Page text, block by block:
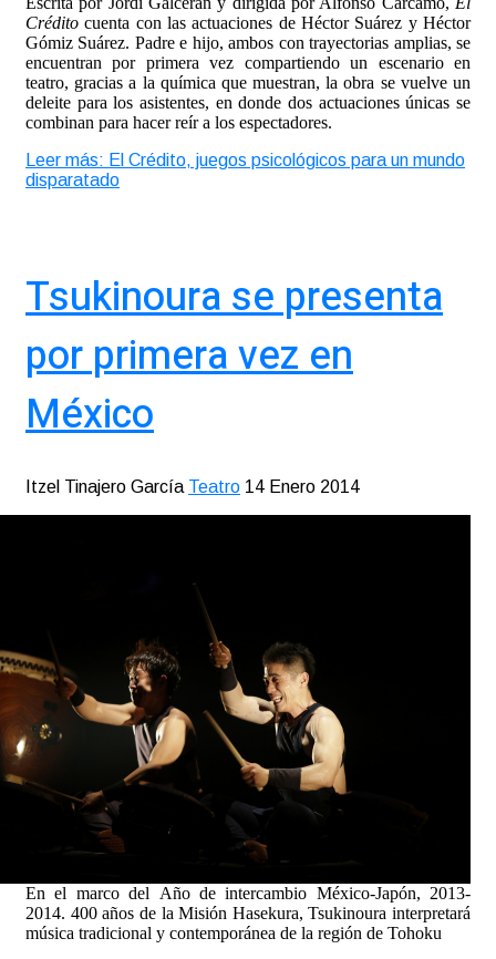
Crédito cuenta con las actuaciones de Héctor Suárez y Héctor
Gómiz Suárez. Padre e hijo, ambos con trayectorias amplias, se
encuentran por primera vez compartiendo un escenario en
teatro, gracias a la química que muestran, la obra se vuelve un
deleite para los asistentes, en donde dos actuaciones únicas se
combinan para hacer reír a los espectadores.
Leer más: El Crédito, juegos psicológicos para un mundo
disparatado
Tsukinoura se presenta
por primera vez en
México
Itzel Tinajero García Teatro 14 Enero 2014
En el marco del Año de intercambio México-Japón, 2013-
2014. 400 años de la Misión Hasekura, Tsukinoura interpretará
música tradicional y contemporánea de la región de Tohoku